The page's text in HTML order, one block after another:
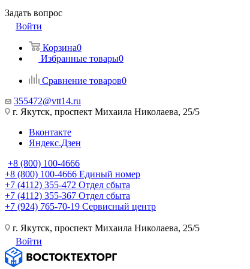
Задать вопрос
Войти
Корзина0
Избранные товары0
Сравнение товаров0
355472@vtt14.ru
г. Якутск, проспект Михаила Николаева, 25/5
Вконтакте
Яндекс.Дзен
+8 (800) 100-4666
+8 (800) 100-4666 Единый номер
+7 (4112) 355-472 Отдел сбыта
+7 (4112) 355-367 Отдел сбыта
+7 (924) 765-70-19 Сервисный центр
г. Якутск, проспект Михаила Николаева, 25/5
Войти